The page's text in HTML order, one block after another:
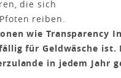
die sich
reiben.
wie Transparency
für Geldwäsche
in jedem Jahr